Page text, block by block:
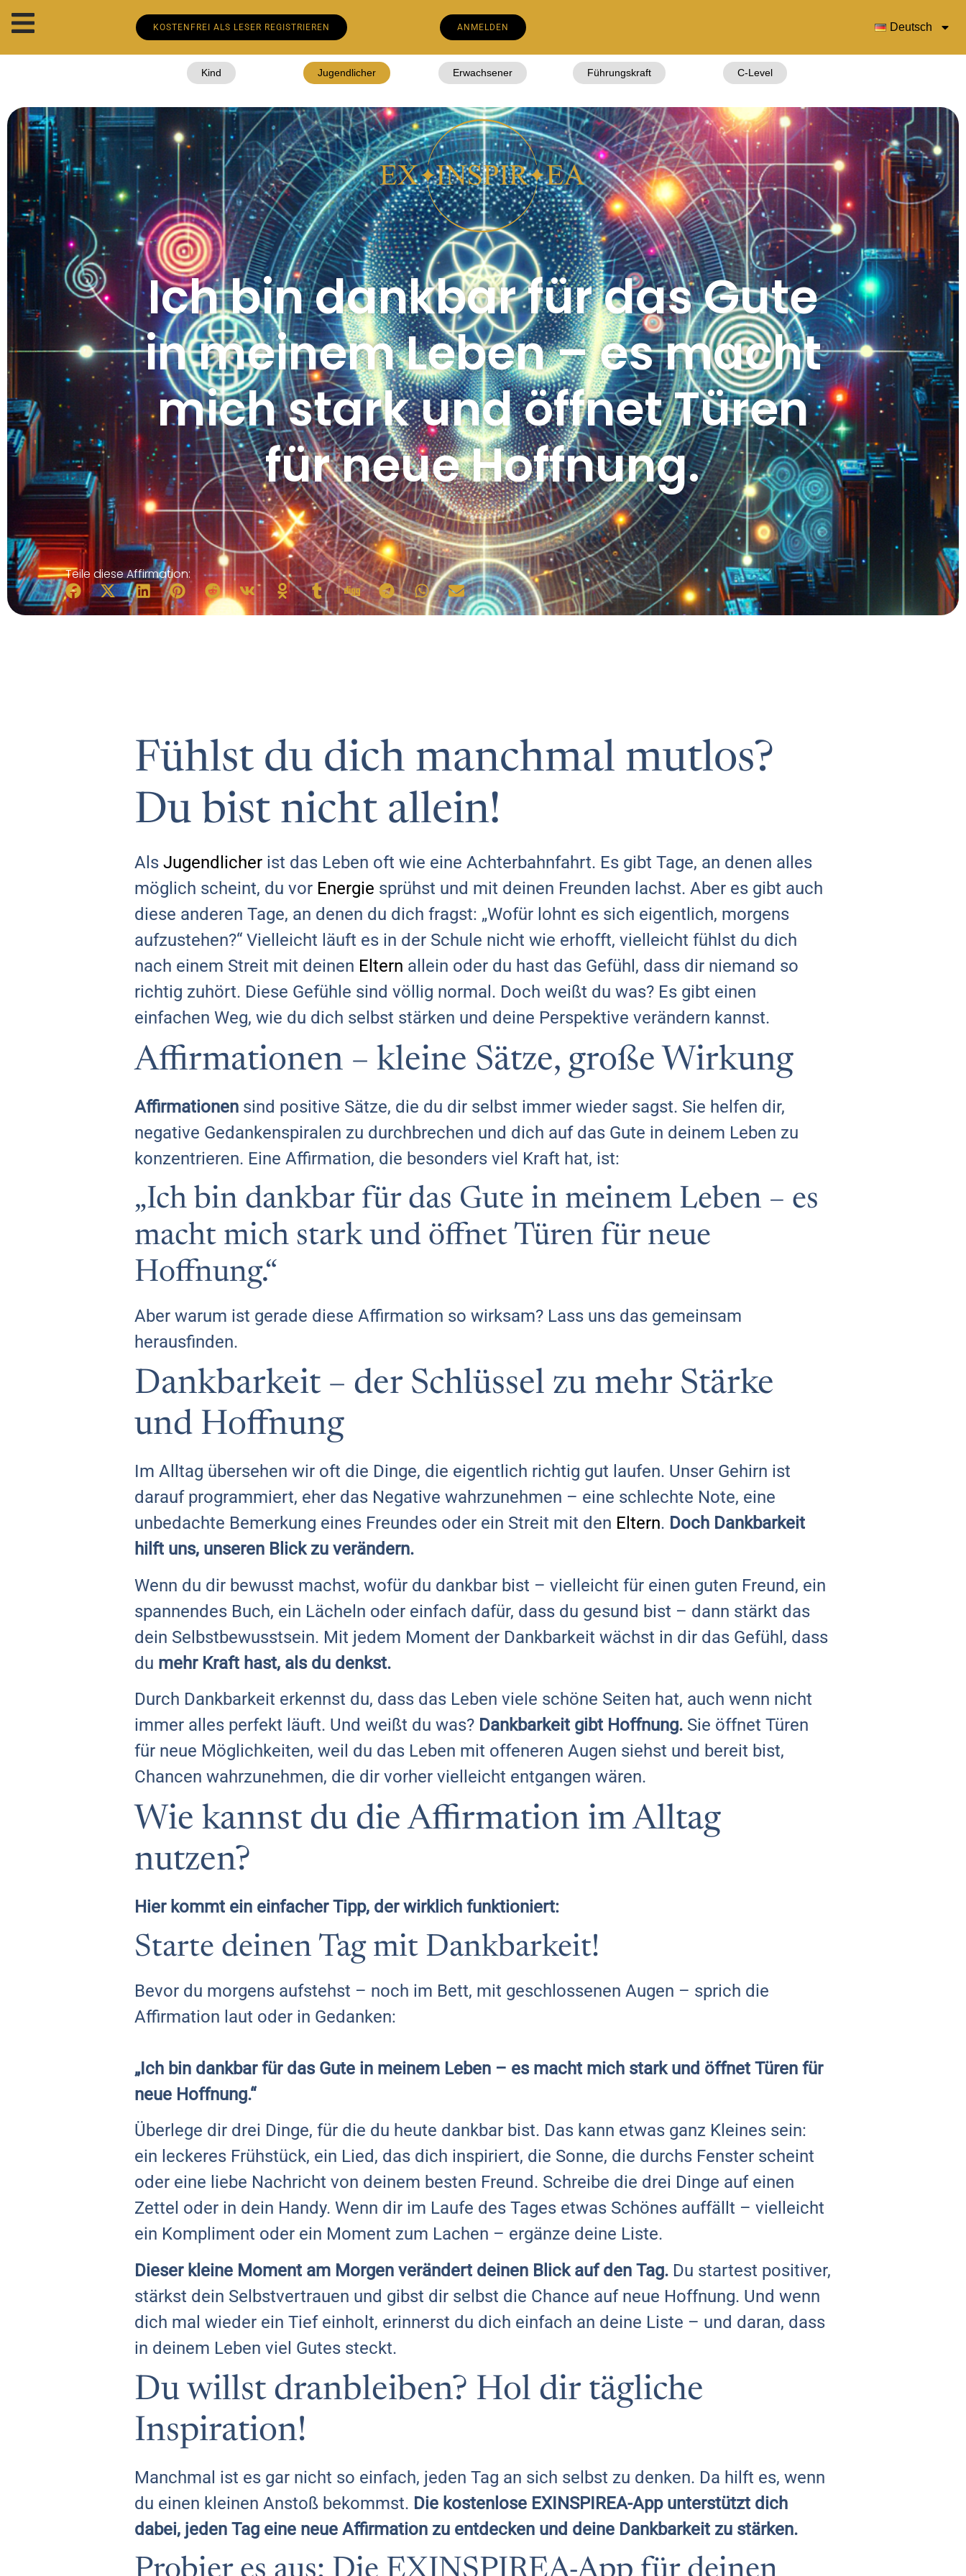
KOSTENFREI ALS LESER REGISTRIEREN ANMELDEN Deutsch
Kind Jugendlicher Erwachsener Führungskraft C-Level
Ich bin dankbar für das Gute
in meinem Leben – es macht
mich stark und öffnet Türen
für neue Hoffnung.
Teile diese Affirmation:
Fühlst du dich manchmal mutlos?
Du bist nicht allein!
Als Jugendlicher ist das Leben oft wie eine Achterbahnfahrt. Es gibt Tage, an denen alles
möglich scheint, du vor Energie sprühst und mit deinen Freunden lachst. Aber es gibt auch
diese anderen Tage, an denen du dich fragst: „Wofür lohnt es sich eigentlich, morgens
aufzustehen?“ Vielleicht läuft es in der Schule nicht wie erhofft, vielleicht fühlst du dich
nach einem Streit mit deinen Eltern allein oder du hast das Gefühl, dass dir niemand so
richtig zuhört. Diese Gefühle sind völlig normal. Doch weißt du was? Es gibt einen
einfachen Weg, wie du dich selbst stärken und deine Perspektive verändern kannst.
Affirmationen – kleine Sätze, große Wirkung
Affirmationen sind positive Sätze, die du dir selbst immer wieder sagst. Sie helfen dir,
negative Gedankenspiralen zu durchbrechen und dich auf das Gute in deinem Leben zu
konzentrieren. Eine Affirmation, die besonders viel Kraft hat, ist:
„Ich bin dankbar für das Gute in meinem Leben – es
macht mich stark und öffnet Türen für neue
Hoffnung.“
Aber warum ist gerade diese Affirmation so wirksam? Lass uns das gemeinsam
herausfinden.
Dankbarkeit – der Schlüssel zu mehr Stärke
und Hoffnung
Im Alltag übersehen wir oft die Dinge, die eigentlich richtig gut laufen. Unser Gehirn ist
darauf programmiert, eher das Negative wahrzunehmen – eine schlechte Note, eine
unbedachte Bemerkung eines Freundes oder ein Streit mit den Eltern. Doch Dankbarkeit
hilft uns, unseren Blick zu verändern.
Wenn du dir bewusst machst, wofür du dankbar bist – vielleicht für einen guten Freund, ein
spannendes Buch, ein Lächeln oder einfach dafür, dass du gesund bist – dann stärkt das
dein Selbstbewusstsein. Mit jedem Moment der Dankbarkeit wächst in dir das Gefühl, dass
du mehr Kraft hast, als du denkst.
Durch Dankbarkeit erkennst du, dass das Leben viele schöne Seiten hat, auch wenn nicht
immer alles perfekt läuft. Und weißt du was? Dankbarkeit gibt Hoffnung. Sie öffnet Türen
für neue Möglichkeiten, weil du das Leben mit offeneren Augen siehst und bereit bist,
Chancen wahrzunehmen, die dir vorher vielleicht entgangen wären.
Wie kannst du die Affirmation im Alltag
nutzen?
Hier kommt ein einfacher Tipp, der wirklich funktioniert:
Starte deinen Tag mit Dankbarkeit!
Bevor du morgens aufstehst – noch im Bett, mit geschlossenen Augen – sprich die
Affirmation laut oder in Gedanken:
„Ich bin dankbar für das Gute in meinem Leben – es macht mich stark und öffnet Türen für
neue Hoffnung.“
Überlege dir drei Dinge, für die du heute dankbar bist. Das kann etwas ganz Kleines sein:
ein leckeres Frühstück, ein Lied, das dich inspiriert, die Sonne, die durchs Fenster scheint
oder eine liebe Nachricht von deinem besten Freund. Schreibe die drei Dinge auf einen
Zettel oder in dein Handy. Wenn dir im Laufe des Tages etwas Schönes auffällt – vielleicht
ein Kompliment oder ein Moment zum Lachen – ergänze deine Liste.
Dieser kleine Moment am Morgen verändert deinen Blick auf den Tag. Du startest positiver,
stärkst dein Selbstvertrauen und gibst dir selbst die Chance auf neue Hoffnung. Und wenn
dich mal wieder ein Tief einholt, erinnerst du dich einfach an deine Liste – und daran, dass
in deinem Leben viel Gutes steckt.
Du willst dranbleiben? Hol dir tägliche
Inspiration!
Manchmal ist es gar nicht so einfach, jeden Tag an sich selbst zu denken. Da hilft es, wenn
du einen kleinen Anstoß bekommst. Die kostenlose EXINSPIREA-App unterstützt dich
dabei, jeden Tag eine neue Affirmation zu entdecken und deine Dankbarkeit zu stärken.